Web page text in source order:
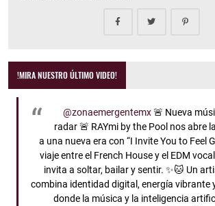
!MIRA NUESTRO ÚLTIMO VIDEO!
@zonaemergentemx🚨 Nueva
radar 🚨 RAYmi by the Pool nos abre
a una nueva era con “I Invite You to Feel
viaje entre el French House y el EDM
invita a soltar, bailar y sentir. ✨🐱 Un
combina identidad digital, energía vibrante
donde la música y la inteligencia